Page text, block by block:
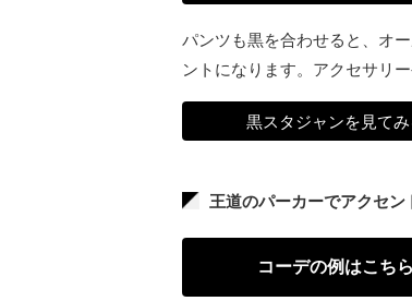
パンツも黒を合わせると、オ
ントになります。アクセサリ
黒スタジャンを見てみ
王道のパーカーでアクセン
コーデの例はこちら